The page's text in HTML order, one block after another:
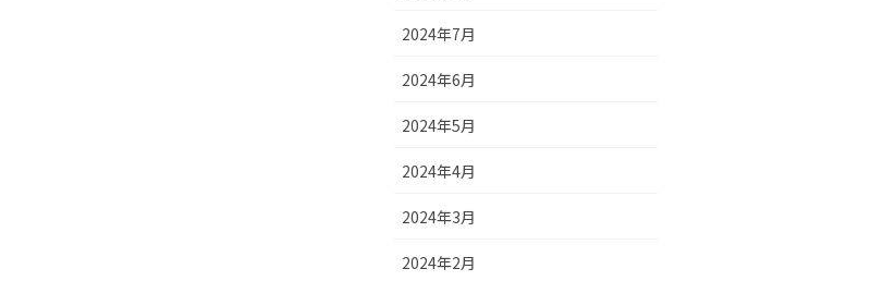
2024年7月
2024年6月
2024年5月
2024年4月
2024年3月
2024年2月